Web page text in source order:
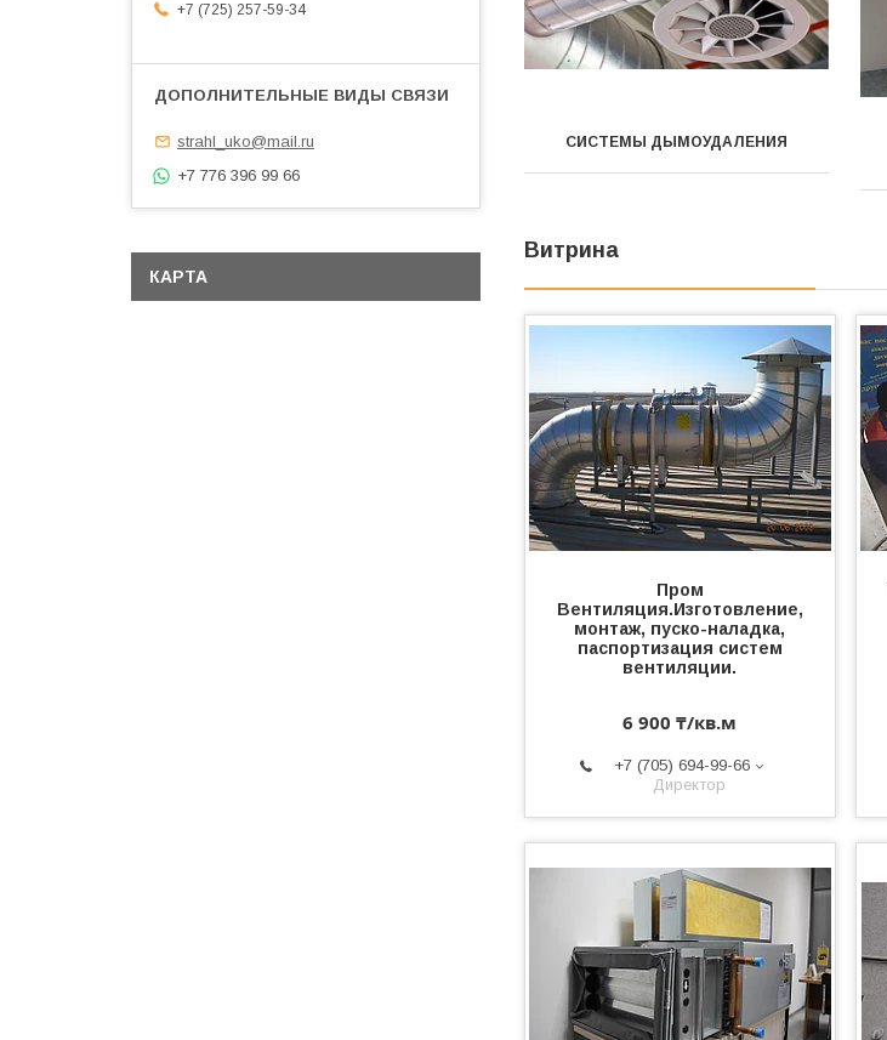
СИСТЕМЫ ДЫМОУДАЛЕНИЯ
Витрина
Пром
Вентиляция.Изготовление,
монтаж, пуско-наладка,
паспортизация систем
вентиляции.
6 900 ₸/кв.м
+7 (705) 694-99-66
Директор
+7 (725) 257-59-34
strahl_uko@mail.ru
+7 776 396 99 66
КАРТА